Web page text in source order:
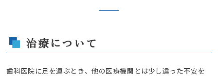
治療について
歯科医院に足を運ぶとき、他の医療機関とは少し違った不安を